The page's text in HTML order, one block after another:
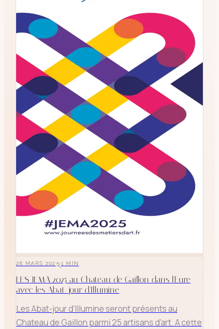
28 MARS 2025·1 MIN
LES JEMA 2025 au Chateau de Gaillon dans l'Eure
avec les Abat-jour d'Illumine
Les Abat-jour d'Illumine seront présents au
Chateau de Gaillon parmi 25 artisans d'art. A cette